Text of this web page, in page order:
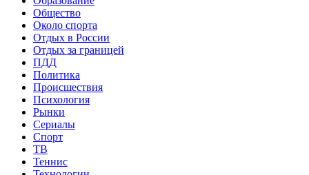
Общество
Около спорта
Отдых в России
Отдых за границей
ПДД
Политика
Происшествия
Психология
Рынки
Сериалы
Спорт
ТВ
Теннис